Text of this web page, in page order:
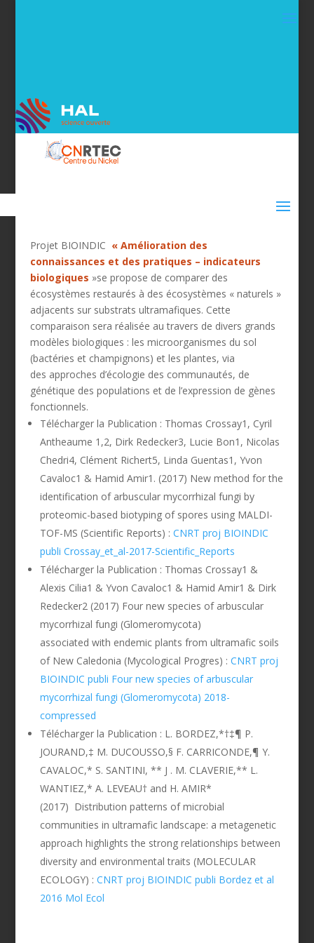
Projet BIOINDIC « Amélioration des
connaissances et des pratiques – indicateurs
biologiques »se propose de comparer des
écosystèmes restaurés à des écosystèmes « naturels »
adjacents sur substrats ultramafiques. Cette
comparaison sera réalisée au travers de divers grands
modèles biologiques : les microorganismes du sol
(bactéries et champignons) et les plantes, via
des approches d’écologie des communautés, de
génétique des populations et de l’expression de gènes
fonctionnels.
Télécharger la Publication : Thomas Crossay1, Cyril
Antheaume 1,2, Dirk Redecker3, Lucie Bon1, Nicolas
Chedri4, Clément Richert5, Linda Guentas1, Yvon
Cavaloc1 & Hamid Amir1. (2017) New method for the
identification of arbuscular mycorrhizal fungi by
proteomic-based biotyping of spores using MALDI-
TOF-MS (Scientific Reports) : CNRT proj BIOINDIC
publi Crossay_et_al-2017-Scientific_Reports
Télécharger la Publication : Thomas Crossay1 &
Alexis Cilia1 & Yvon Cavaloc1 & Hamid Amir1 & Dirk
Redecker2 (2017) Four new species of arbuscular
mycorrhizal fungi (Glomeromycota)
associated with endemic plants from ultramafic soils
of New Caledonia (Mycological Progres) : CNRT proj
BIOINDIC publi Four new species of arbuscular
mycorrhizal fungi (Glomeromycota) 2018-
compressed
Télécharger la Publication : L. BORDEZ,*†‡¶ P.
JOURAND,‡ M. DUCOUSSO,§ F. CARRICONDE,¶ Y.
CAVALOC,* S. SANTINI, ** J . M. CLAVERIE,** L.
WANTIEZ,* A. LEVEAU† and H. AMIR*
(2017) Distribution patterns of microbial
communities in ultramafic landscape: a metagenetic
approach highlights the strong relationships between
diversity and environmental traits (MOLECULAR
ECOLOGY) : CNRT proj BIOINDIC publi Bordez et al
2016 Mol Ecol